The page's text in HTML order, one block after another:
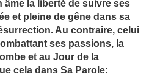
âme la liberté de suivre ses
et pleine de gêne dans sa
Au contraire, celui
ses passions, la
et au Jour de la
cela dans Sa Parole: